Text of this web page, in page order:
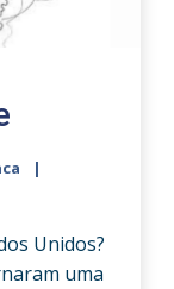
Unidos?
uma